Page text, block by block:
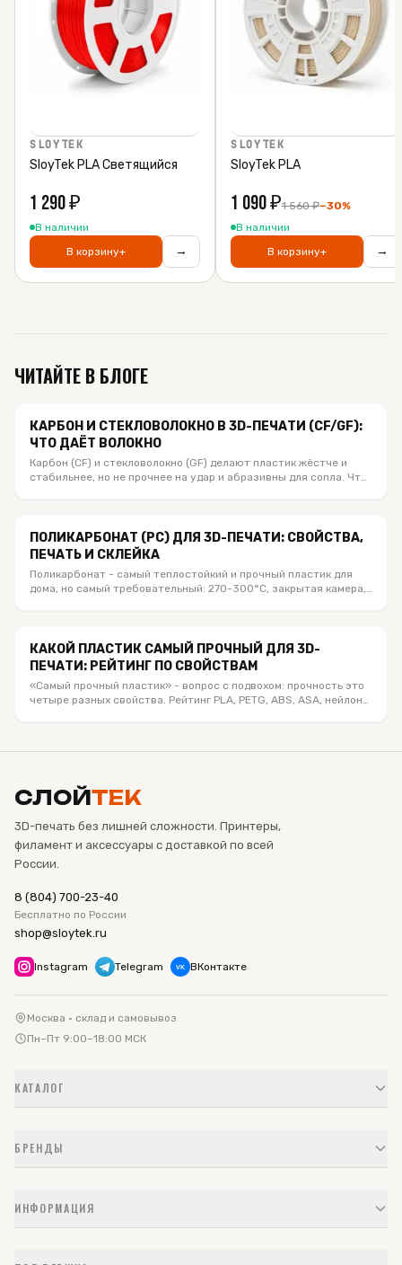
SLOYTEK
SloyTek PLA Светящийся
1 290₽
В наличии
В корзину+ →
SLOYTEK
SloyTek PLA
1 090₽1 560₽−30%
В наличии
В корзину+ →
ЧИТАЙТЕ В БЛОГЕ
КАРБОН И СТЕКЛОВОЛОКНО В 3D-ПЕЧАТИ (CF/GF):
ЧТО ДАЁТ ВОЛОКНО
Карбон (CF) и стекловолокно (GF) делают пластик жёстче и
стабильнее, но не прочнее на удар и абразивны для сопла. Что
ПОЛИКАРБОНАТ (PC) ДЛЯ 3D-ПЕЧАТИ: СВОЙСТВА,
ПЕЧАТЬ И СКЛЕЙКА
Поликарбонат - самый теплостойкий и прочный пластик для
дома, но самый требовательный: 270-300°C, закрытая камера,
КАКОЙ ПЛАСТИК САМЫЙ ПРОЧНЫЙ ДЛЯ 3D-
ПЕЧАТИ: РЕЙТИНГ ПО СВОЙСТВАМ
«Самый прочный пластик» - вопрос с подвохом: прочность это
четыре разных свойства. Рейтинг PLA, PETG, ABS, ASA, нейлона,
СЛОЙТЕК
3D-печать без лишней сложности. Принтеры,
филамент и аксессуары с доставкой по всей
России.
8 (804) 700-23-40
Бесплатно по России
shop@sloytek.ru
Instagram Telegram VK ВКонтакте
Москва · склад и самовывоз
Пн–Пт 9:00–18:00 МСК
КАТАЛОГ
БРЕНДЫ
ИНФОРМАЦИЯ